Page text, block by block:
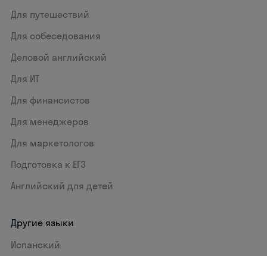
Для путешествий
Для собеседования
Деловой английский
Для ИТ
Для финансистов
Для менеджеров
Для маркетологов
Подготовка к ЕГЭ
Английский для детей
Другие языки
Испанский